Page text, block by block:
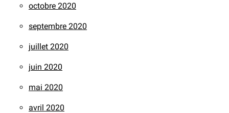
octobre 2020
septembre 2020
juillet 2020
juin 2020
mai 2020
avril 2020